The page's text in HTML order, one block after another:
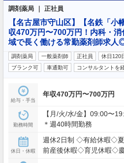
調剤薬局 ｜ 正社員
【名古屋市守山区】【名鉄「
収470万円〜700万円！内科・
域で長く働ける常勤薬剤師求人
調剤薬局 一般薬剤師 正社員 休日120
ブランク可
車通勤可 コンサルタントを
給与・手当
年収470万円〜700万円
勤務時間
【月/火/水/金】09:00〜
＊週40時間勤務
休日・休暇
週休2日制 ◇有給休暇◇
前産後休暇◇育児休暇◇